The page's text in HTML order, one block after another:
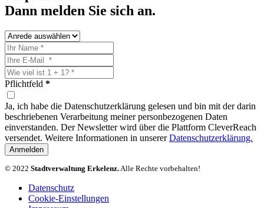
Dann melden Sie sich an.
Pflichtfeld *
Ja, ich habe die Datenschutzerklärung gelesen und bin mit der darin
beschriebenen Verarbeitung meiner personbezogenen Daten
einverstanden. Der Newsletter wird über die Plattform CleverReach
versendet. Weitere Informationen in unsererDatenschutzerklärung.
Anmelden
© 2022 Stadtverwaltung Erkelenz. Alle Rechte vorbehalten!
Datenschutz
Cookie-Einstellungen